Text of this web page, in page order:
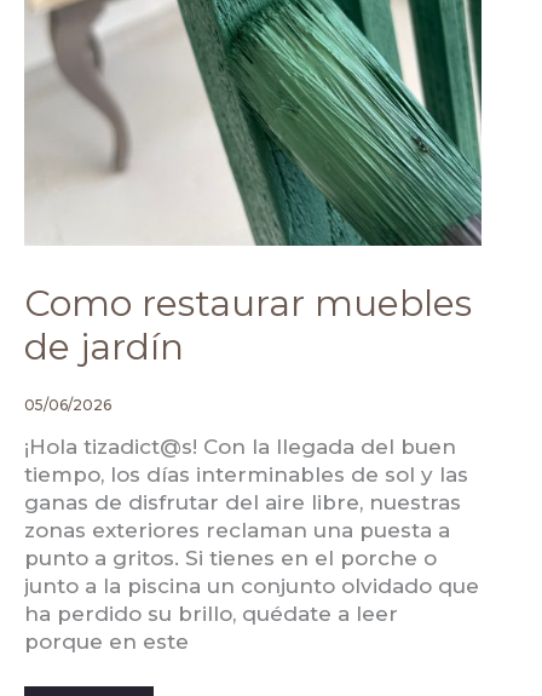
Como restaurar muebles
de jardín
05/06/2026
¡Hola tizadict@s! Con la llegada del buen
tiempo, los días interminables de sol y las
ganas de disfrutar del aire libre, nuestras
zonas exteriores reclaman una puesta a
punto a gritos. Si tienes en el porche o
junto a la piscina un conjunto olvidado que
ha perdido su brillo, quédate a leer
porque en este